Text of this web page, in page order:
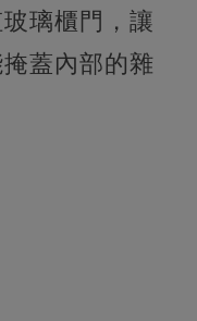
璃櫃門，讓
蓋內部的雜